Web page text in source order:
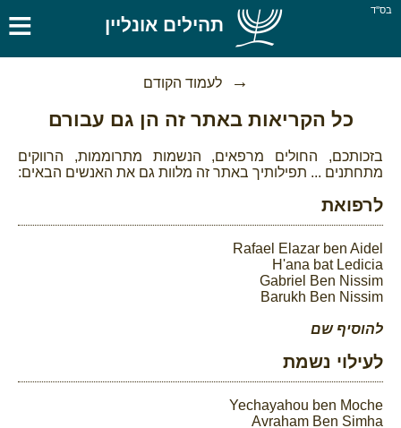
בס''ד ≡ תהילים אונליין
לעמוד הקודם
כל הקריאות באתר זה הן גם עבורם
בזכותכם, החולים מרפאים, הנשמות מתרוממות, הרווקים
מתחתנים ... תפילותיך באתר זה מלוות גם את האנשים הבאים:
לרפואת
Rafael Elazar ben Aidel
H'ana bat Ledicia
Gabriel Ben Nissim
Barukh Ben Nissim
להוסיף שם
לעילוי נשמת
Yechayahou ben Moche
Avraham Ben Simha